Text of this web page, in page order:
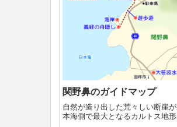
関野鼻のガイドマップ
自然が造り出した荒々しい断崖
本海側で最大となるカルトス地形